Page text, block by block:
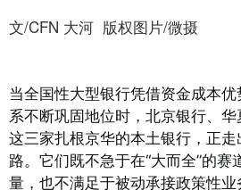
文/CFN 大河 版权图片/微摄
当全国性大型银行凭借资金成本
系不断巩固地位时，北京银行、
这三家扎根京华的本土银行，正
路。它们既不急于在“大而全”的
量，也不满足于被动承接政策性